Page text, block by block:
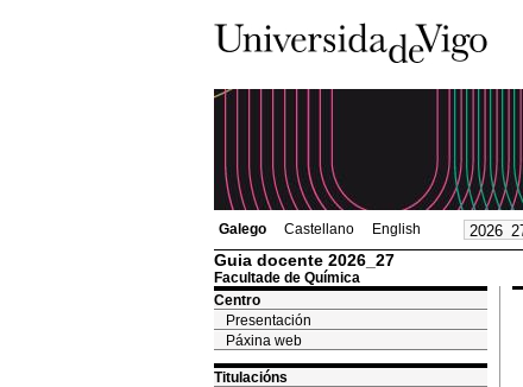
Galego Castellano English
Guia docente 2026_27
Facultade de Química
Centro
Presentación
Páxina web
Titulacións